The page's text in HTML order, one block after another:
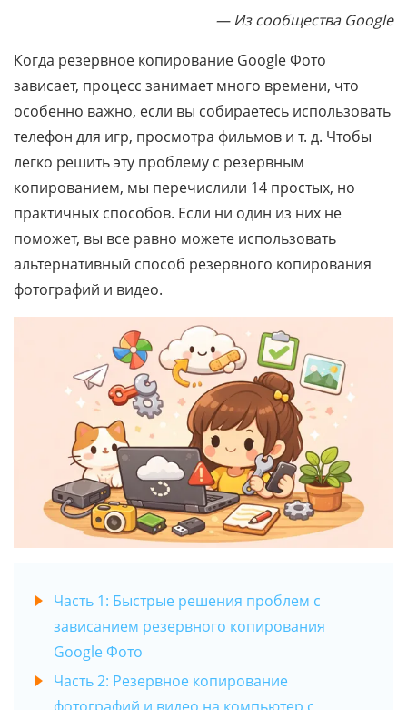
— Из сообщества Google
Когда резервное копирование Google Фото
зависает, процесс занимает много времени, что
особенно важно, если вы собираетесь использовать
телефон для игр, просмотра фильмов и т. д. Чтобы
легко решить эту проблему с резервным
копированием, мы перечислили 14 простых, но
практичных способов. Если ни один из них не
поможет, вы все равно можете использовать
альтернативный способ резервного копирования
фотографий и видео.
Часть 1: Быстрые решения проблем с
зависанием резервного копирования
Google Фото
Часть 2: Резервное копирование